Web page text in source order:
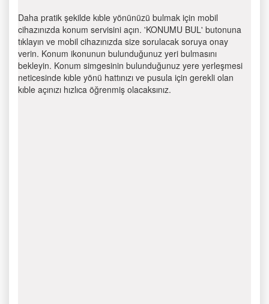
Daha pratik şekilde kıble yönünüzü bulmak için mobil
cihazınızda konum servisini açın. 'KONUMU BUL' butonuna
tıklayın ve mobil cihazınızda size sorulacak soruya onay
verin. Konum ikonunun bulunduğunuz yeri bulmasını
bekleyin. Konum simgesinin bulunduğunuz yere yerleşmesi
neticesinde kıble yönü hattınızı ve pusula için gerekli olan
kıble açınızı hızlıca öğrenmiş olacaksınız.